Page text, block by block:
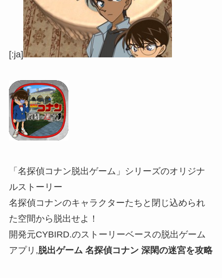
[:ja]
「名探偵コナン脱出ゲーム」シリーズのオリジナ
ルストーリー
名探偵コナンのキャラクターたちと閉じ込められ
た空間から脱出せよ！
開発元CYBIRD.のストーリーベースの脱出ゲーム
アプリ,脱出ゲーム 名探偵コナン 深閑の迷宮を攻略